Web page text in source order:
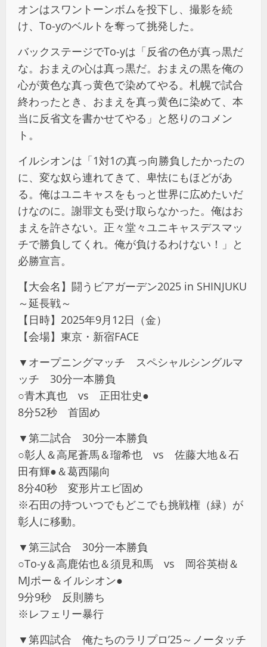
オンはスワントーンボムを投下し、撮影を続
け、To-yのベルトを奪って挑発した。
バックステージでTo-yは「反省の色が真っ黒だ
な。おまえの心は真っ黒だ。おまえの黒を俺の
心が黄色な真っ黄色で染めてやる。札幌で試合
終わったとき、おまえを真っ黄色に染めて、本
当に反省文を書かせてやる」と怒りのコメン
ト。
イルシオンは「1対1の真っ向勝負したかったの
に、変な奴ら連れてきて、卑怯にもほどがあ
る。俺はユニキャスをもっと世界に広めたいだ
けなのに。謝罪文も受け取らなかった。俺はお
まえを許さない。正々堂々ユニキャスデスマッ
チで勝負してくれ。俺が負けるわけない！」と
必勝宣言。
【大会名】闘うビアガーデン2025 in SHINJUKU
～延長戦～
【日時】2025年9月12日（金）
【会場】東京・新宿FACE
▼オープニングマッチ スペシャルシングルマ
ッチ 30分一本勝負
○青木真也 vs 正田壮史●
8分52秒 首固め
▼第二試合 30分一本勝負
○彰人＆高尾蒼馬＆瑠希也 vs 佐藤大地＆石
田有輝●＆葛西陽向
8分40秒 変形片エビ固め
※石田の持ついつでもどこでも挑戦権（緑）が
彰人に移動。
▼第三試合 30分一本勝負
○To-y＆高鹿佑也＆須見和馬 vs 岡谷英樹＆
MJポー＆イルシオン●
9分9秒 反則勝ち
※レフェリー暴行
▼第四試合 俺たちのラリプロ’25～ノータッチ